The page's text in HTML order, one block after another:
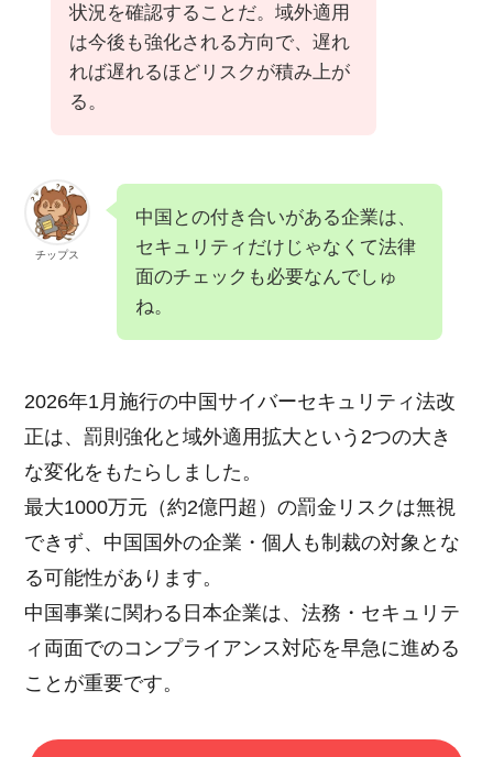
状況を確認することだ。域外適用
は今後も強化される方向で、遅れ
れば遅れるほどリスクが積み上が
る。
チップス
中国との付き合いがある企業は、
セキュリティだけじゃなくて法律
面のチェックも必要なんでしゅ
ね。
2026年1月施行の中国サイバーセキュリティ法改
正は、罰則強化と域外適用拡大という2つの大き
な変化をもたらしました。
最大1000万元（約2億円超）の罰金リスクは無視
できず、中国国外の企業・個人も制裁の対象とな
る可能性があります。
中国事業に関わる日本企業は、法務・セキュリテ
ィ両面でのコンプライアンス対応を早急に進める
ことが重要です。